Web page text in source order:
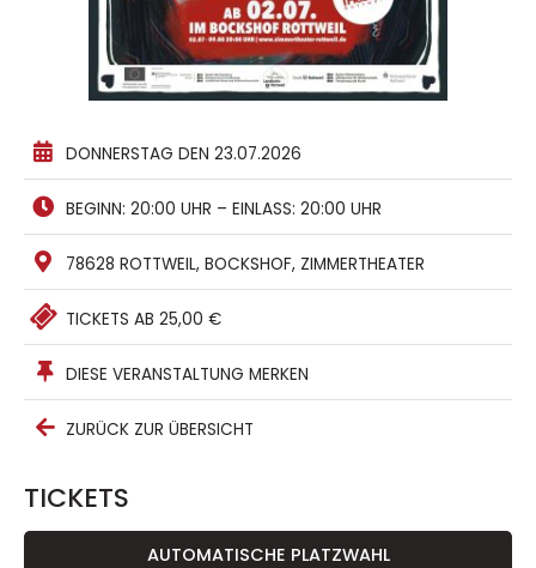
DONNERSTAG DEN 23.07.2026
BEGINN: 20:00 UHR – EINLASS: 20:00 UHR
78628 ROTTWEIL, BOCKSHOF, ZIMMERTHEATER
TICKETS AB 25,00 €
DIESE VERANSTALTUNG MERKEN
ZURÜCK ZUR ÜBERSICHT
TICKETS
AUTOMATISCHE PLATZWAHL